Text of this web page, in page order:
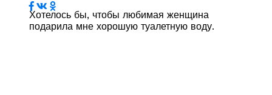
Хотелось бы, чтобы любимая женщина
подарила мне хорошую туалетную воду.